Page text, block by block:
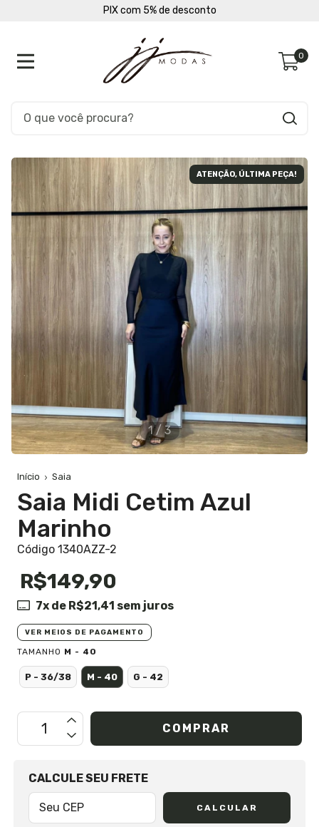
PIX com 5% de desconto
0
ATENÇÃO, ÚLTIMA PEÇA!
1/3
Início Saia
Saia Midi Cetim Azul
Marinho
Código 1340AZZ-2
R$149,90
7x de R$21,41 sem juros
VER MEIOS DE PAGAMENTO
TAMANHO M - 40
P - 36/38 M - 40 G - 42
OPÇÕES DE FRETE
CALCULE SEU FRETE
CALCULAR